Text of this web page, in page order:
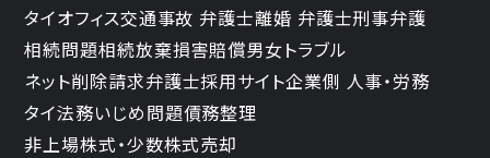
タイオフィス交通事故 弁護士離婚 弁護士刑事弁護
相続問題相続放棄損害賠償男女トラブル
ネット削除請求弁護士採用サイト企業側 人事・労務
タイ法務いじめ問題債務整理
非上場株式・少数株式売却